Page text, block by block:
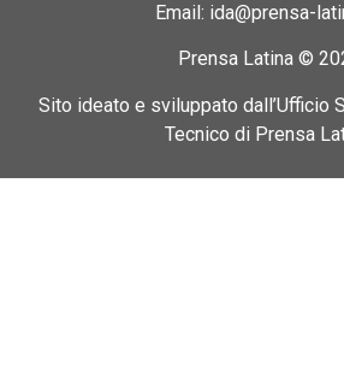
Email: ida@prensa-
Prensa Latina ©
Sito ideato e sviluppato dall’Ufficio
Tecnico di Prensa